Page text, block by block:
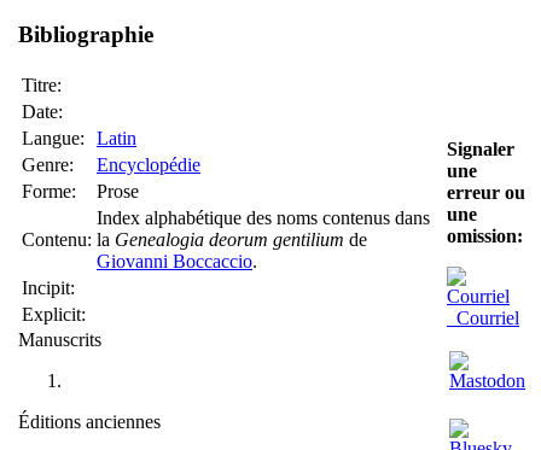
Bibliographie
Titre:
Date:
Langue:
Latin
Genre:
Encyclopédie
Forme:
Prose
Contenu:
Index alphabétique des noms contenus dans
la Genealogia deorum gentilium de
Giovanni Boccaccio.
Incipit:
Explicit:
Manuscrits
Éditions anciennes
Signaler
une
erreur ou
une
omission:
Courriel